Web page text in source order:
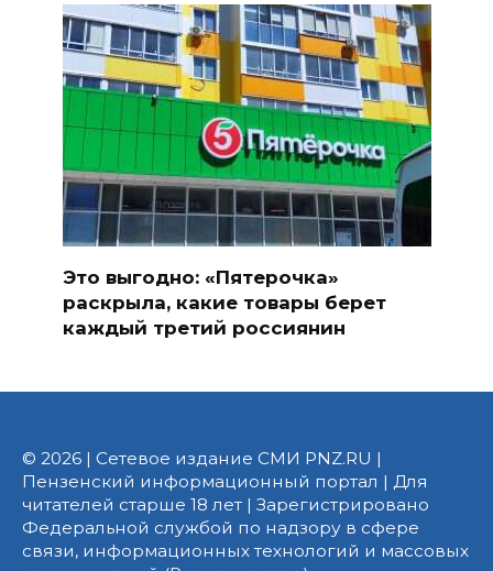
Это выгодно: «Пятерочка»
раскрыла, какие товары берет
каждый третий россиянин
© 2026 | Сетевое издание СМИ PNZ.RU |
Пензенский информационный портал | Для
читателей старше 18 лет | Зарегистрировано
Федеральной службой по надзору в сфере
связи, информационных технологий и массовых